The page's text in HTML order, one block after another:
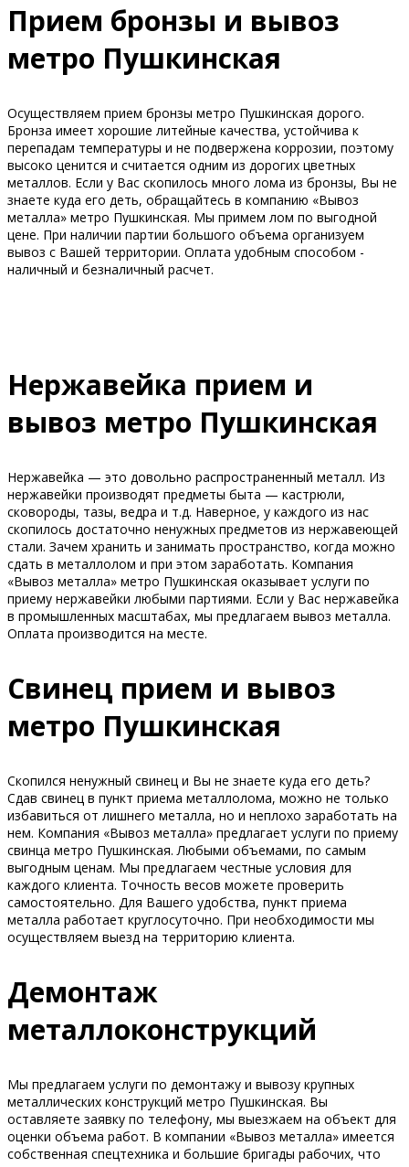
Прием бронзы и вывоз
метро Пушкинская
Осуществляем прием бронзы метро Пушкинская дорого.
Бронза имеет хорошие литейные качества, устойчива к
перепадам температуры и не подвержена коррозии, поэтому
высоко ценится и считается одним из дорогих цветных
металлов. Если у Вас скопилось много лома из бронзы, Вы не
знаете куда его деть, обращайтесь в компанию «Вывоз
металла» метро Пушкинская. Мы примем лом по выгодной
цене. При наличии партии большого объема организуем
вывоз с Вашей территории. Оплата удобным способом -
наличный и безналичный расчет.
Нержавейка прием и
вывоз метро Пушкинская
Нержавейка — это довольно распространенный металл. Из
нержавейки производят предметы быта — кастрюли,
сковороды, тазы, ведра и т.д. Наверное, у каждого из нас
скопилось достаточно ненужных предметов из нержавеющей
стали. Зачем хранить и занимать пространство, когда можно
сдать в металлолом и при этом заработать. Компания
«Вывоз металла» метро Пушкинская оказывает услуги по
приему нержавейки любыми партиями. Если у Вас нержавейка
в промышленных масштабах, мы предлагаем вывоз металла.
Оплата производится на месте.
Свинец прием и вывоз
метро Пушкинская
Скопился ненужный свинец и Вы не знаете куда его деть?
Сдав свинец в пункт приема металлолома, можно не только
избавиться от лишнего металла, но и неплохо заработать на
нем. Компания «Вывоз металла» предлагает услуги по приему
свинца метро Пушкинская. Любыми объемами, по самым
выгодным ценам. Мы предлагаем честные условия для
каждого клиента. Точность весов можете проверить
самостоятельно. Для Вашего удобства, пункт приема
металла работает круглосуточно. При необходимости мы
осуществляем выезд на территорию клиента.
Демонтаж
металлоконструкций
Мы предлагаем услуги по демонтажу и вывозу крупных
металлических конструкций метро Пушкинская. Вы
оставляете заявку по телефону, мы выезжаем на объект для
оценки объема работ. В компании «Вывоз металла» имеется
собственная спецтехника и большие бригады рабочих, что